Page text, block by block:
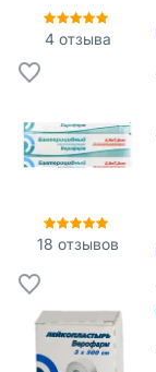
4отзыва
18 отзывов